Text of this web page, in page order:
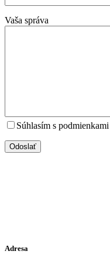
Vaša správa
Súhlasím s podmienkami
Adresa